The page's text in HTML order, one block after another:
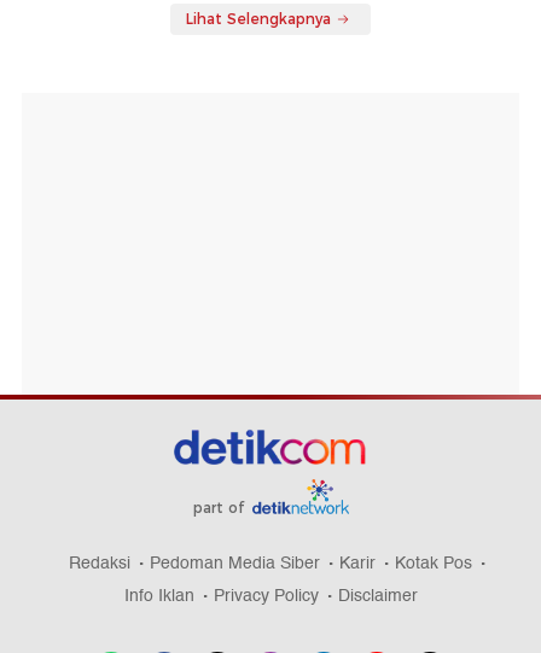
Lihat Selengkapnya
part of
Redaksi Pedoman Media Siber Karir
Kotak Pos
Info Iklan
Privacy Policy Disclaimer